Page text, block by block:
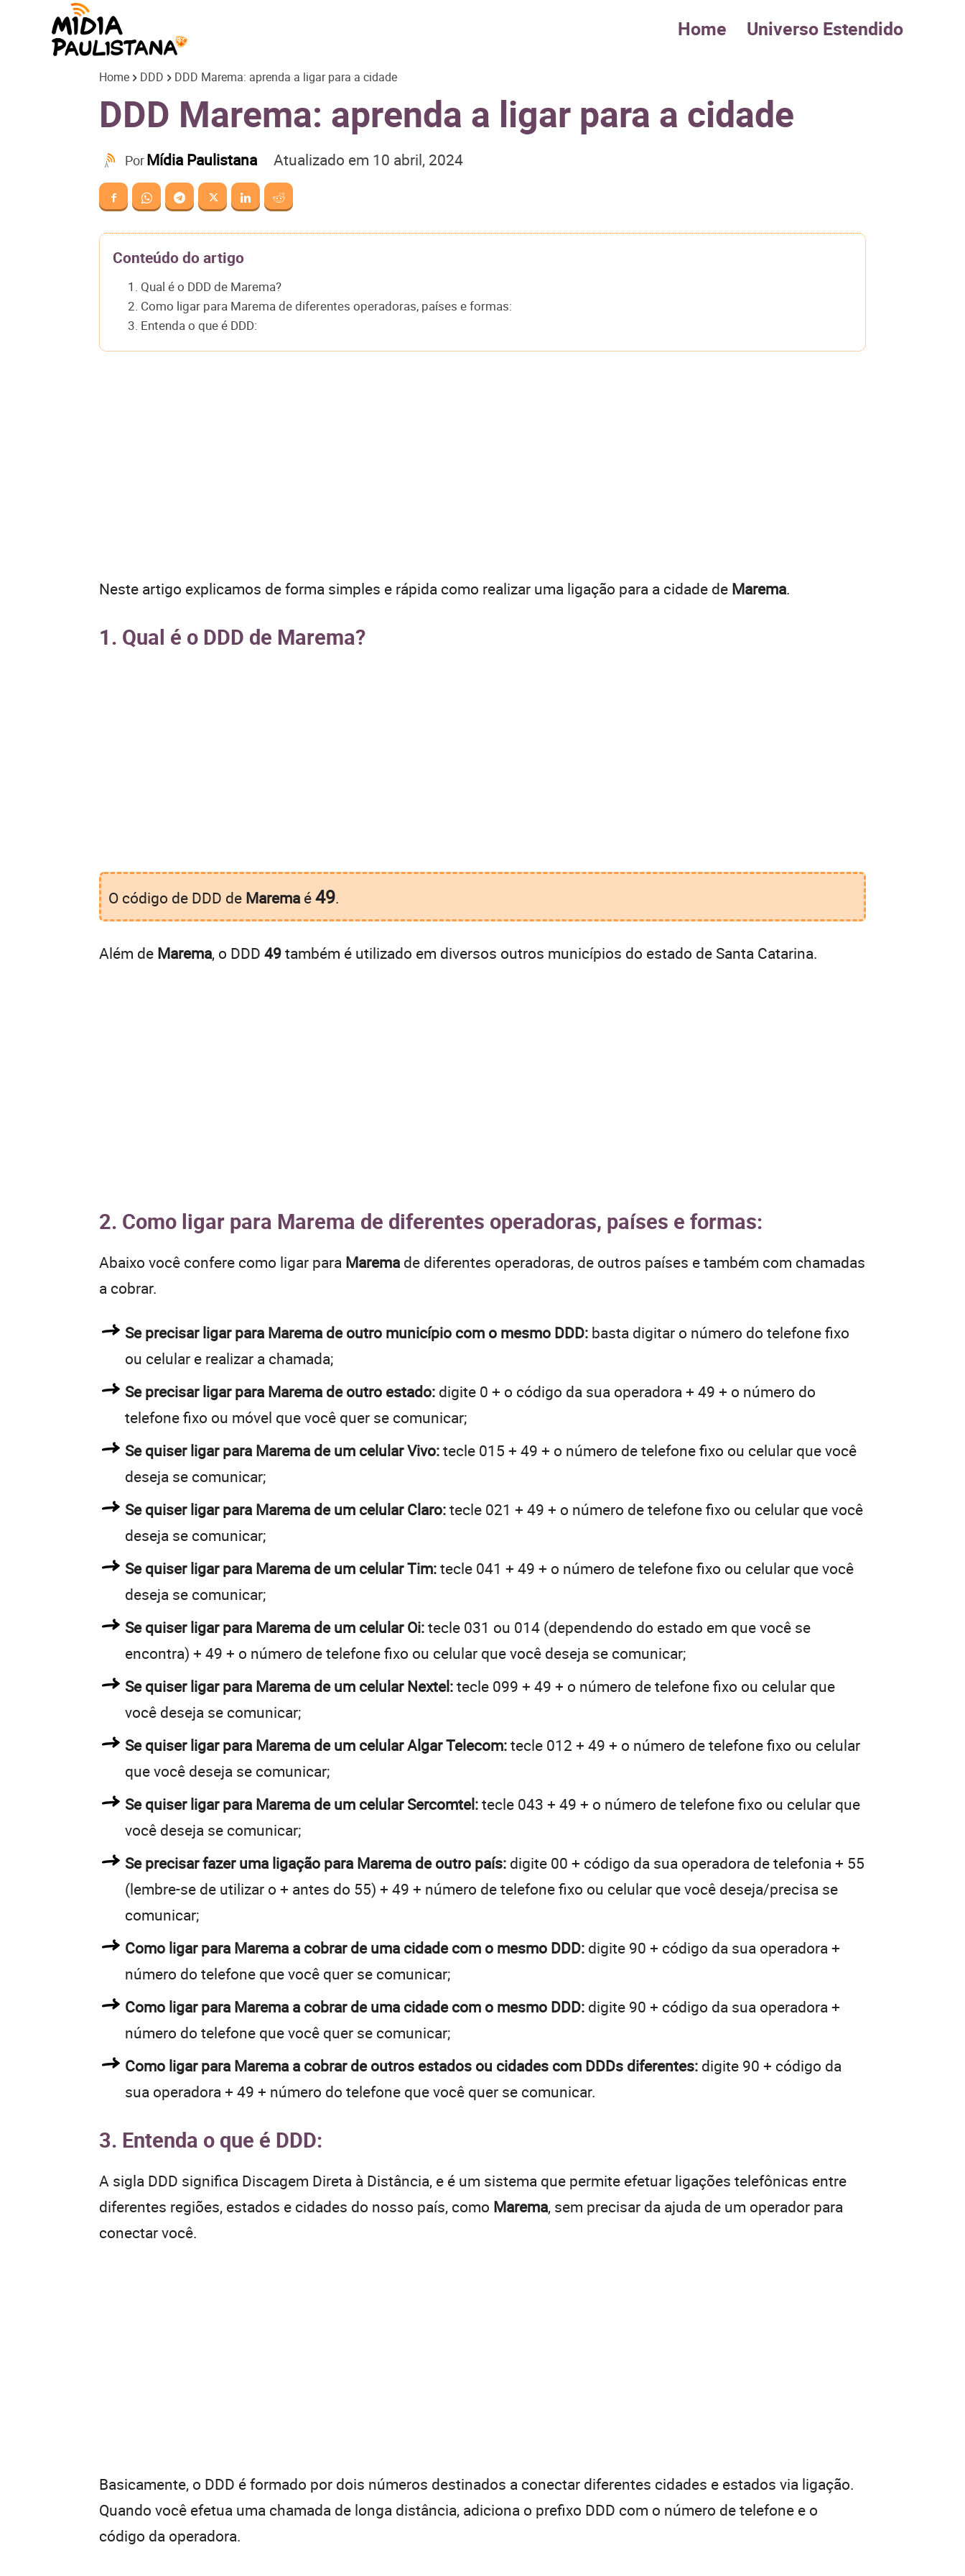
Paulistana
Home Universo Estendido
Home DDD DDD Marema: aprenda a ligar para a cidade
DDD Marema: aprenda a ligar para a cidade
PorMídia Paulistana Atualizado em 10 abril, 2024
Conteúdo do artigo
1. Qual é o DDD de Marema?
2. Como ligar para Marema de diferentes operadoras, países e formas:
3. Entenda o que é DDD:
Neste artigo explicamos de forma simples e rápida como realizar uma ligação para a cidade de Marema.
1. Qual é o DDD de Marema?
O código de DDD de Maremaé49.
Além de Marema, o DDD 49também é utilizado em diversos outros municípios do estado de Santa Catarina.
2. Como ligar para Marema de diferentes operadoras, países e formas:
Abaixo você confere como ligar para Maremade diferentes operadoras, de outros países e também com chamadas
a cobrar.
Se precisar ligar para Marema de outro município com o mesmo DDD: basta digitar o número do telefone fixo
ou celular e realizar a chamada;
Se precisar ligar para Marema de outro estado: digite 0 + o código da sua operadora + 49 + o número do
telefone fixo ou móvel que você quer se comunicar;
Se quiser ligar para Marema de um celular Vivo:tecle 015 + 49 + o número de telefone fixo ou celular que você
deseja se comunicar;
Se quiser ligar para Marema de um celular Claro:tecle 021 + 49 + o número de telefone fixo ou celular que você
deseja se comunicar;
Se quiser ligar para Marema de um celular Tim:tecle 041 + 49 + o número de telefone fixo ou celular que você
deseja se comunicar;
Se quiser ligar para Marema de um celular Oi:tecle 031 ou 014 (dependendo do estado em que você se
encontra) + 49 + o número de telefone fixo ou celular que você deseja se comunicar;
Se quiser ligar para Marema de um celular Nextel:tecle 099 + 49 + o número de telefone fixo ou celular que
você deseja se comunicar;
Se quiser ligar para Marema de um celular Algar Telecom:tecle 012 + 49 + o número de telefone fixo ou celular
que você deseja se comunicar;
Se quiser ligar para Marema de um celular Sercomtel:tecle 043 + 49 + o número de telefone fixo ou celular que
você deseja se comunicar;
Se precisar fazer uma ligação para Marema de outro país: digite 00 + código da sua operadora de telefonia + 55
(lembre-se de utilizar o + antes do 55) + 49 + número de telefone fixo ou celular que você deseja/precisa se
comunicar;
Como ligar para Marema a cobrar de uma cidade com o mesmo DDD: digite 90 + código da sua operadora +
número do telefone que você quer se comunicar;
Como ligar para Marema a cobrar de uma cidade com o mesmo DDD: digite 90 + código da sua operadora +
número do telefone que você quer se comunicar;
Como ligar para Marema a cobrar de outros estados ou cidades com DDDs diferentes: digite 90 + código da
sua operadora + 49 + número do telefone que você quer se comunicar.
3. Entenda o que é DDD:
A sigla DDD significa Discagem Direta à Distância, e é um sistema que permite efetuar ligações telefônicas entre
diferentes regiões, estados e cidades do nosso país, como Marema, sem precisar da ajuda de um operador para
conectar você.
Basicamente, o DDD é formado por dois números destinados a conectar diferentes cidades e estados via ligação.
Quando você efetua uma chamada de longa distância, adiciona o prefixo DDD com o número de telefone e o
código da operadora.